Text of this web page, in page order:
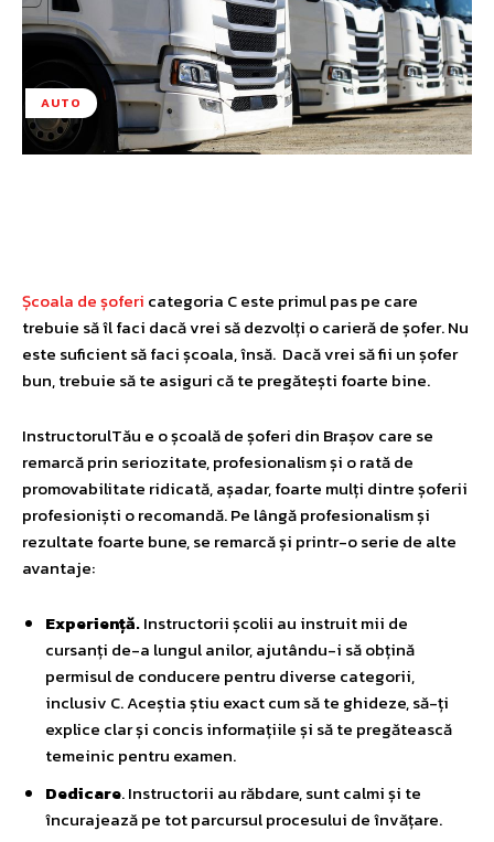
AUTO
Școala de șoferi categoria C este primul pas pe care
trebuie să îl faci dacă vrei să dezvolți o carieră de șofer. Nu
este suficient să faci școala, însă. Dacă vrei să fii un șofer
bun, trebuie să te asiguri că te pregătești foarte bine.
InstructorulTău e o școală de șoferi din Brașov care se
remarcă prin seriozitate, profesionalism și o rată de
promovabilitate ridicată, așadar, foarte mulți dintre șoferii
profesioniști o recomandă. Pe lângă profesionalism și
rezultate foarte bune, se remarcă și printr-o serie de alte
avantaje:
Experiență.Instructorii școlii au instruit mii de
cursanți de-a lungul anilor, ajutându-i să obțină
permisul de conducere pentru diverse categorii,
inclusiv C. Aceștia știu exact cum să te ghideze, să-ți
explice clar și concis informațiile și să te pregătească
temeinic pentru examen.
Dedicare. Instructorii au răbdare, sunt calmi și te
încurajează pe tot parcursul procesului de învățare.